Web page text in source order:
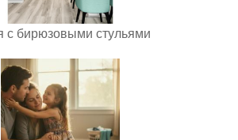
с бирюзовыми стульями